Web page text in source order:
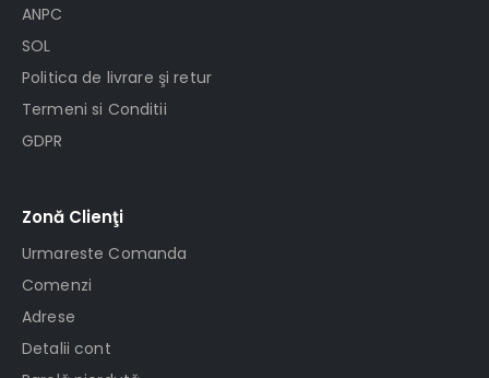
ANPC
SOL
Politica de livrare şi retur
Termeni si Conditii
GDPR
Zonă Clienţi
Urmareste Comanda
Comenzi
Adrese
Detalii cont